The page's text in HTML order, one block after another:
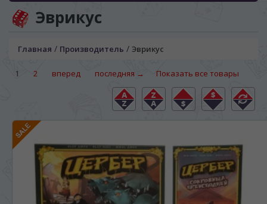
Эврикус
Главная / Производитель / Эврикус
1 2 вперед последняя → Показать все товары